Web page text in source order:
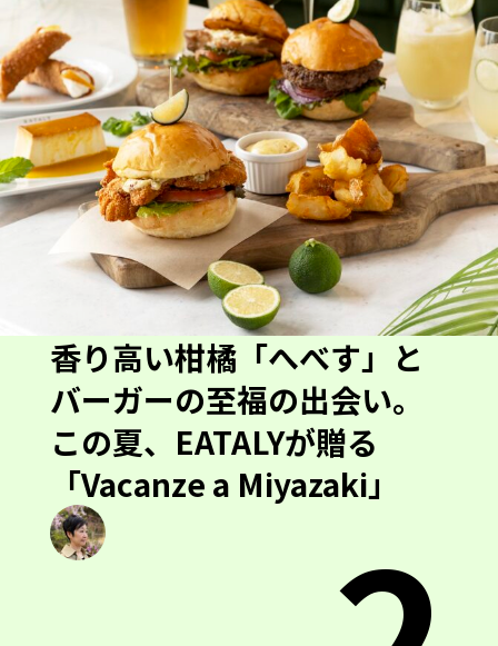
香り高い柑橘「へべす」と
バーガーの至福の出会い。
この夏、EATALYが贈る
「Vacanze a Miyazaki」